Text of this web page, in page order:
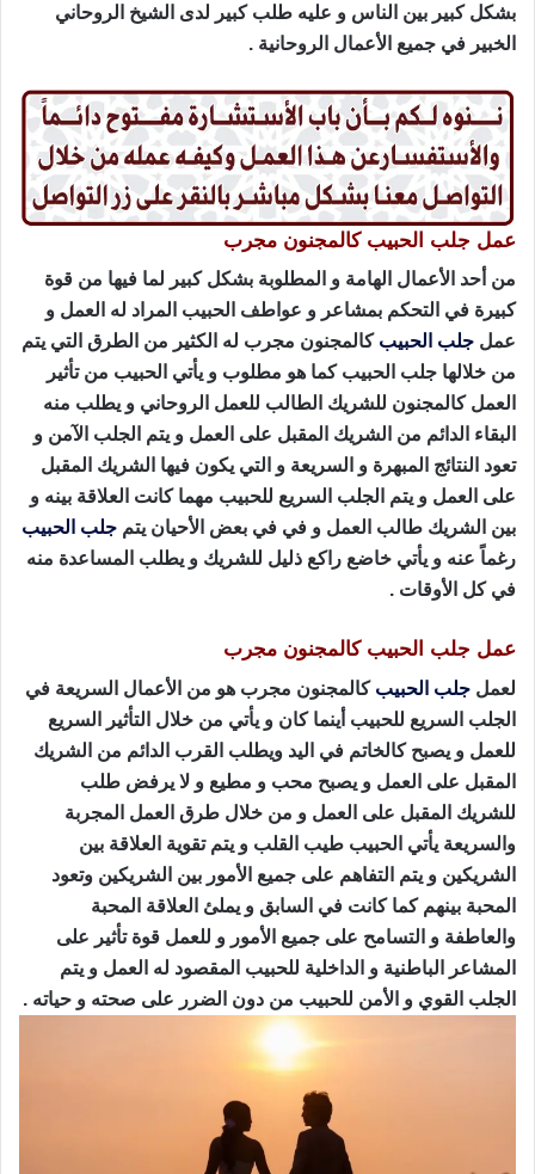
بشكل كبير بين الناس و عليه طلب كبير لدى الشيخ الروحاني
الخبير في جميع الأعمال الروحانية .
عمل جلب الحبيب كالمجنون مجرب
من أحد الأعمال الهامة و المطلوبة بشكل كبير لما فيها من قوة
كبيرة في التحكم بمشاعر و عواطف الحبيب المراد له العمل و
عمل جلب الحبيب كالمجنون مجرب له الكثير من الطرق التي يتم
من خلالها جلب الحبيب كما هو مطلوب و يأتي الحبيب من تأثير
العمل كالمجنون للشريك الطالب للعمل الروحاني و يطلب منه
البقاء الدائم من الشريك المقبل على العمل و يتم الجلب الآمن و
تعود النتائج المبهرة و السريعة و التي يكون فيها الشريك المقبل
على العمل و يتم الجلب السريع للحبيب مهما كانت العلاقة بينه و
بين الشريك طالب العمل و في في بعض الأحيان يتم جلب الحبيب
رغماً عنه و يأتي خاضع راكع ذليل للشريك و يطلب المساعدة منه
في كل الأوقات .
عمل جلب الحبيب كالمجنون مجرب
لعمل جلب الحبيب كالمجنون مجرب هو من الأعمال السريعة في
الجلب السريع للحبيب أينما كان و يأتي من خلال التأثير السريع
للعمل و يصبح كالخاتم في اليد ويطلب القرب الدائم من الشريك
المقبل على العمل و يصبح محب و مطيع و لا يرفض طلب
للشريك المقبل على العمل و من خلال طرق العمل المجربة
والسريعة يأتي الحبيب طيب القلب و يتم تقوية العلاقة بين
الشريكين و يتم التفاهم على جميع الأمور بين الشريكين وتعود
المحبة بينهم كما كانت في السابق و يملئ العلاقة المحبة
والعاطفة و التسامح على جميع الأمور و للعمل قوة تأثير على
المشاعر الباطنية و الداخلية للحبيب المقصود له العمل و يتم
الجلب القوي و الأمن للحبيب من دون الضرر على صحته و حياته .